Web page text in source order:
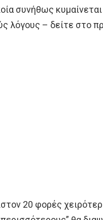
συνήθως
λόγους – δείτε στο
20 φορές